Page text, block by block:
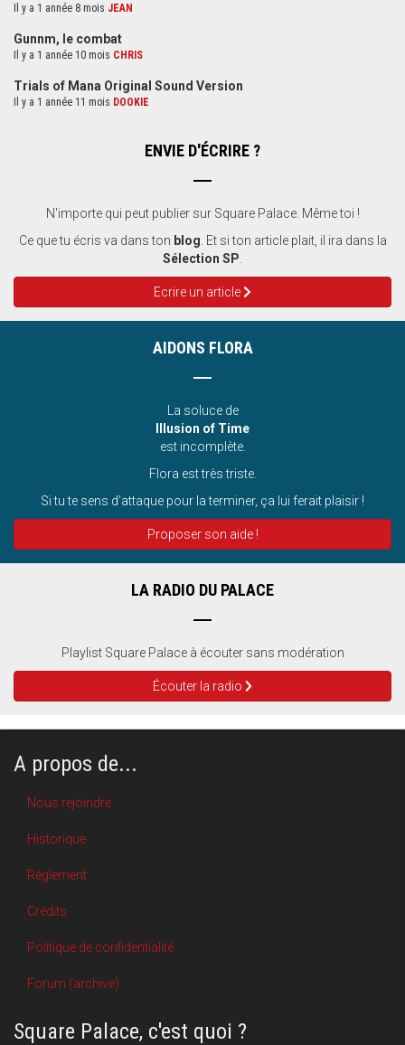
Il y a 1 année 8 mois JEAN
Gunnm, le combat
Il y a 1 année 10 mois CHRIS
Trials of Mana Original Sound Version
Il y a 1 année 11 mois DOOKIE
ENVIE D'ÉCRIRE ?
N'importe qui peut publier sur Square Palace. Même toi !
Ce que tu écris va dans ton blog . Et si ton article plait, il ira dans la
Sélection SP
Ecrire un article
AIDONS FLORA
La soluce de
Illusion of Time
est incomplète.
Flora est très triste.
Si tu te sens d’attaque pour la terminer, ça lui ferait plaisir !
Proposer son aide !
LA RADIO DU PALACE
Playlist Square Palace à écouter sans modération
Écouter la radio
A propos de...
Nous rejoindre
Historique
Règlement
Crédits
Politique de confidentialité
Forum (archive)
Square Palace, c'est quoi ?